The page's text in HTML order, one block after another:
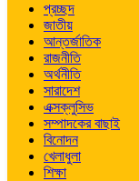
প্রচ্ছদ
জাতীয়
আন্তর্জাতিক
রাজনীতি
অর্থনীতি
সারাদেশ
এক্সক্লুসিভ
সম্পাদকের বাছাই
বিনোদন
খেলাধুলা
শিক্ষা